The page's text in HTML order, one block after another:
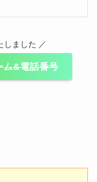
しました ／
ム&電話番号